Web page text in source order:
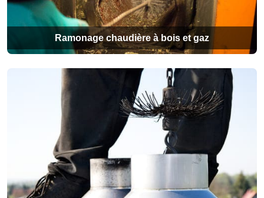
Ramonage chaudière à bois et gaz